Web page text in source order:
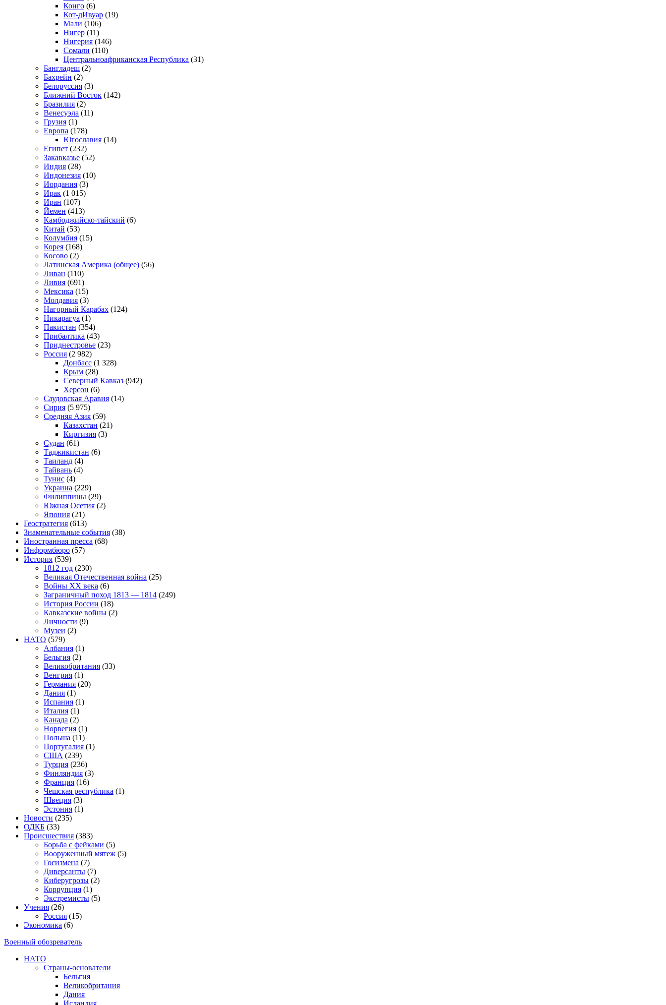
Конго (6)
Кот-дИвуар (19)
Мали (106)
Нигер (11)
Нигерия (146)
Сомали (110)
Центральноафриканская Республика (31)
Бангладеш (2)
Бахрейн (2)
Белоруссия (3)
Ближний Восток (142)
Бразилия (2)
Венесуэла (11)
Грузия (1)
Европа (178)
Югославия (14)
Египет (232)
Закавказье (52)
Индия (28)
Индонезия (10)
Иордания (3)
Ирак (1 015)
Иран (107)
Йемен (413)
Камбоджийско-тайский (6)
Китай (53)
Колумбия (15)
Корея (168)
Косово (2)
Латинская Америка (общее) (56)
Ливан (110)
Ливия (691)
Мексика (15)
Молдавия (3)
Нагорный Карабах (124)
Никарагуа (1)
Пакистан (354)
Прибалтика (43)
Приднестровье (23)
Россия (2 982)
Донбасс (1 328)
Крым (28)
Северный Кавказ (942)
Херсон (6)
Саудовская Аравия (14)
Сирия (5 975)
Средняя Азия (59)
Казахстан (21)
Киргизия (3)
Судан (61)
Таджикистан (6)
Таиланд (4)
Тайвань (4)
Тунис (4)
Украина (229)
Филиппины (29)
Южная Осетия (2)
Япония (21)
Геостратегия (613)
Знаменательные события (38)
Иностранная пресса (68)
Информбюро (57)
История (539)
1812 год (230)
Великая Отечественная война (25)
Войны XX века (6)
Заграничный поход 1813 — 1814 (249)
История России (18)
Кавказские войны (2)
Личности (9)
Музеи (2)
НАТО (579)
Албания (1)
Бельгия (2)
Великобритания (33)
Венгрия (1)
Германия (20)
Дания (1)
Испания (1)
Италия (1)
Канада (2)
Норвегия (1)
Польша (11)
Португалия (1)
США (239)
Турция (236)
Финляндия (3)
Франция (16)
Чешская республика (1)
Швеция (3)
Эстония (1)
Новости (235)
ОДКБ (33)
Происшествия (383)
Борьба с фейками (5)
Вооруженный мятеж (5)
Госизмена (7)
Диверсанты (7)
Киберугрозы (2)
Коррупция (1)
Экстремисты (5)
Учения (26)
Россия (15)
Экономика (6)
Военный обозреватель
НАТО
Страны-основатели
Бельгия
Великобритания
Дания